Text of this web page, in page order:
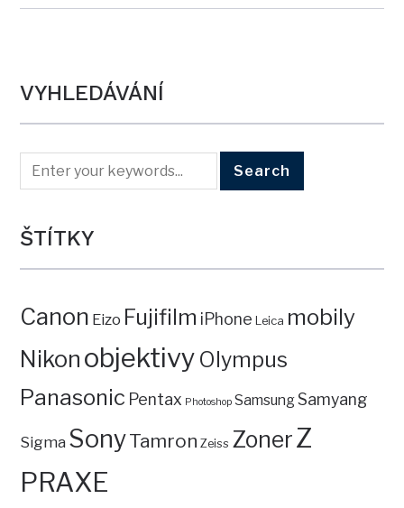
VYHLEDÁVÁNÍ
ŠTÍTKY
Canon Eizo Fujifilm iPhone Leica mobily
Nikon objektivy Olympus
Panasonic Pentax Photoshop SamsungSamyang
Sigma SonyTamron Zeiss ZonerZ
PRAXE